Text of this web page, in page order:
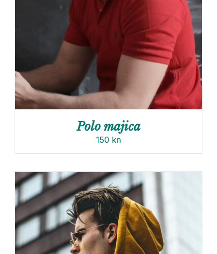
Polo majica
150 kn